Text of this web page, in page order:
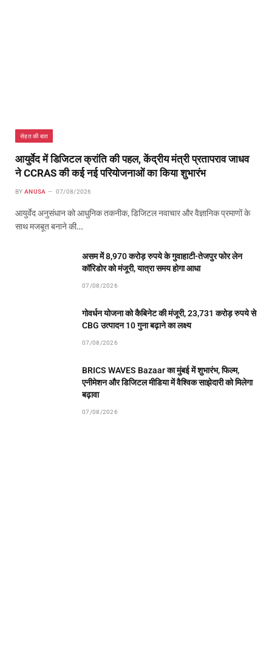
सेहत की बात
आयुर्वेद में डिजिटल क्रांति की पहल, केंद्रीय मंत्री प्रतापराव जाधव
ने CCRAS की कई नई परियोजनाओं का किया शुभारंभ
BY ANUSA 07/08/2026
आयुर्वेद अनुसंधान को आधुनिक तकनीक, डिजिटल नवाचार और वैज्ञानिक प्रमाणों के
साथ मजबूत बनाने की…
असम में 8,970 करोड़ रुपये के गुवाहाटी-तेजपुर फोर लेन
कॉरिडोर को मंजूरी, यात्रा समय होगा आधा
07/08/2026
गोवर्धन योजना को कैबिनेट की मंजूरी, 23,731 करोड़ रुपये से
CBG उत्पादन 10 गुना बढ़ाने का लक्ष्य
07/08/2026
BRICS WAVES Bazaar का मुंबई में शुभारंभ, फिल्म,
एनीमेशन और डिजिटल मीडिया में वैश्विक साझेदारी को मिलेगा
बढ़ावा
07/08/2026